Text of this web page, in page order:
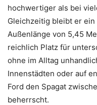
hochwertiger als bei
Gleichzeitig bleibt er
Außenlänge von 5,45
reichlich Platz für
ohne im Alltag
Innenstädten oder auf
Ford den Spagat
beherrscht.